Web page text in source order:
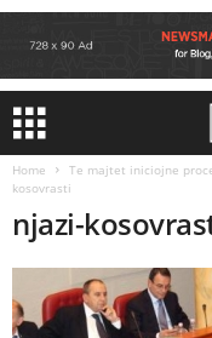
Home Te majtet iniciojne
kosovrasti
njazi-